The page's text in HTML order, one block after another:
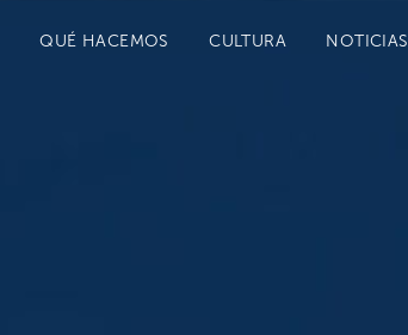
QUÉ HACEMOS CULTURA NOTICIAS